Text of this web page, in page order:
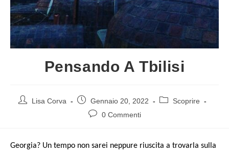
Pensando A Tbilisi
Lisa Corva Gennaio 20, 2022
Scoprire
0 Commenti
Georgia? Un tempo non sarei neppure riuscita a trovarla sulla